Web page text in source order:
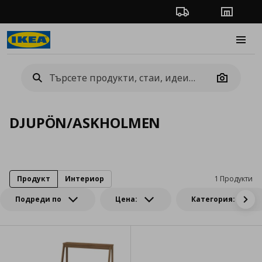
Проследяване на
Camera
DJUPÖN/ASKHOLMEN
Подреди по Цена: Категория:
1 Продукти
Продукт Интериор